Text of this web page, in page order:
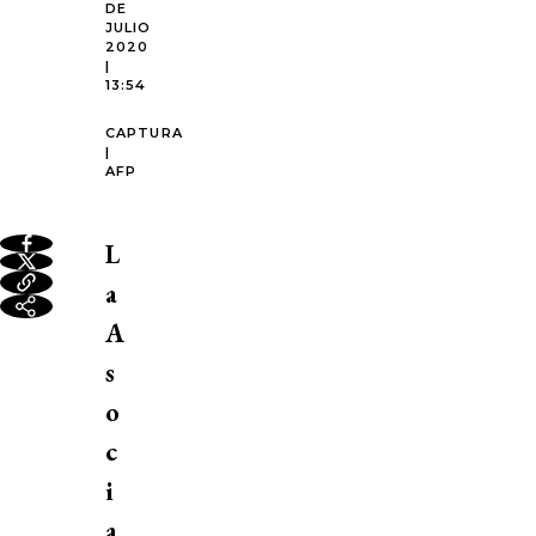
DE
JULIO
2020
|
13:54
CAPTURA
|
AFP
L
a
A
s
o
c
i